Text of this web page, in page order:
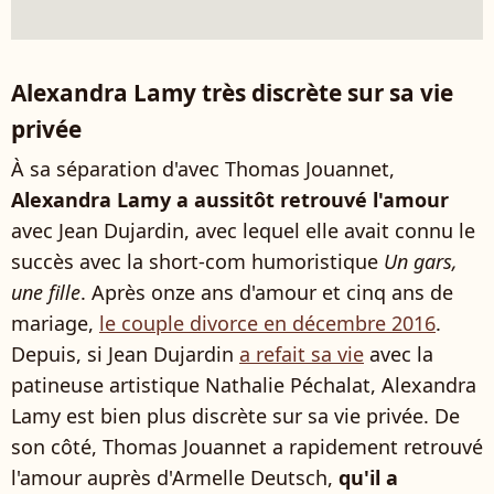
Alexandra Lamy très discrète sur sa vie
privée
À sa séparation d'avec Thomas Jouannet,
Alexandra Lamy a aussitôt retrouvé l'amour
avec Jean Dujardin, avec lequel elle avait connu le
succès avec la short-com humoristique Un gars,
une fille. Après onze ans d'amour et cinq ans de
mariage, le couple divorce en décembre 2016.
Depuis, si Jean Dujardin a refait sa vie avec la
patineuse artistique Nathalie Péchalat, Alexandra
Lamy est bien plus discrète sur sa vie privée. De
son côté, Thomas Jouannet a rapidement retrouvé
l'amour auprès d'Armelle Deutsch, qu'il a